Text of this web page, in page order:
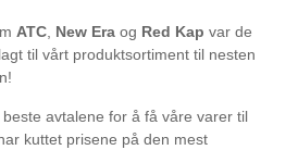
ATC New Era og Red Kap var de
til vårt produktsortiment til nesten
avtalene for å få våre varer til
kuttet prisene på den mest